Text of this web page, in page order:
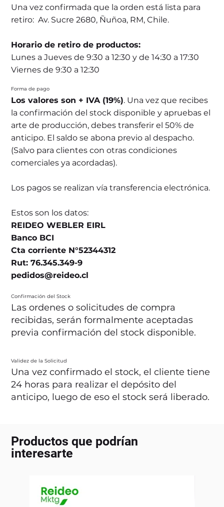
Una vez confirmada que la orden está lista para
retiro: Av. Sucre 2680, Ñuñoa, RM, Chile.
Horario de retiro de productos:
Lunes a Jueves de 9:30 a 12:30 y de 14:30 a 17:30
Viernes de 9:30 a 12:30
Forma de pago
Los valores son + IVA (19%). Una vez que recibes
la confirmación del stock disponible y apruebas el
arte de producción, debes transferir el 50% de
anticipo. El saldo se abona previo al despacho.
(Salvo para clientes con otras condiciones
comerciales ya acordadas).
Los pagos se realizan vía transferencia electrónica.
Estos son los datos:
REIDEO WEBLER EIRL
Banco BCI
Cta corriente N°52344312
Rut: 76.345.349-9
pedidos@reideo.cl
Confirmación del Stock
Las ordenes o solicitudes de compra
recibidas, serán formalmente aceptadas
previa confirmación del stock disponible.
Validez de la Solicitud
Una vez confirmado el stock, el cliente tiene
24 horas para realizar el depósito del
anticipo, luego de eso el stock será liberado.
Productos que podrían
interesarte